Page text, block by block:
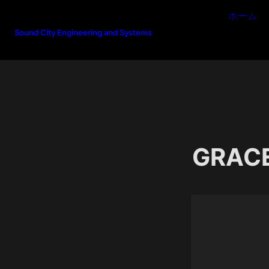
Sound City Engineering and Systems
ホーム